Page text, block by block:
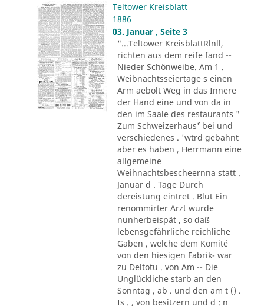
Teltower Kreisblatt
1886
03. Januar , Seite 3
"...Teltower KreisblattRlnll,
richten aus dem reife fand --
Nieder Schönweibe. Am 1 .
Weibnachtsseiertage s einen
Arm aebolt Weg in das Innere
der Hand eine und von da in
den im Saale des restaurants "
Zum Schweizerhaus´' bei und
verschiedenes . 'wtrd gebahnt
aber es haben , Herrmann eine
allgemeine
Weihnachtsbescheernna statt .
Januar d . Tage Durch
dereistung eintret . Blut Ein
renommirter Arzt wurde
nunherbeispät , so daß
lebensgefährliche reichliche
Gaben , welche dem Komité
von den hiesigen Fabrik- war
zu Deltotu . von Am -- Die
Unglückliche starb an den
Sonntag , ab . und den am t () .
Is . , von besitzern und d : n